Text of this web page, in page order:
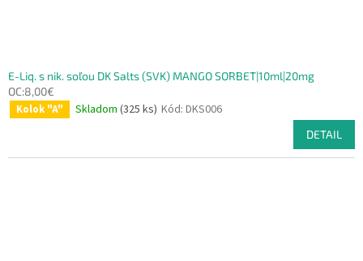
E-Liq. s nik. soľou DK Salts (SVK) MANGO SORBET|10ml|20mg
OC:8,00€
Kolok "A" Skladom (325 ks) Kód: DKS006
DETAIL